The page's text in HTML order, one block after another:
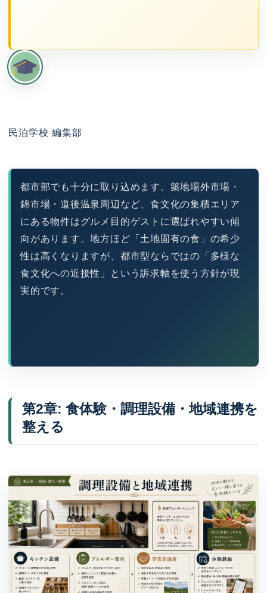
民泊学校 編集部
都市部でも十分に取り込めます。築地場外市場・
錦市場・道後温泉周辺など、食文化の集積エリア
にある物件はグルメ目的ゲストに選ばれやすい傾
向があります。地方ほど「土地固有の食」の希少
性は高くなりますが、都市型ならではの「多様な
食文化への近接性」という訴求軸を使う方針が現
実的です。
第2章: 食体験・調理設備・地域連携を
整える